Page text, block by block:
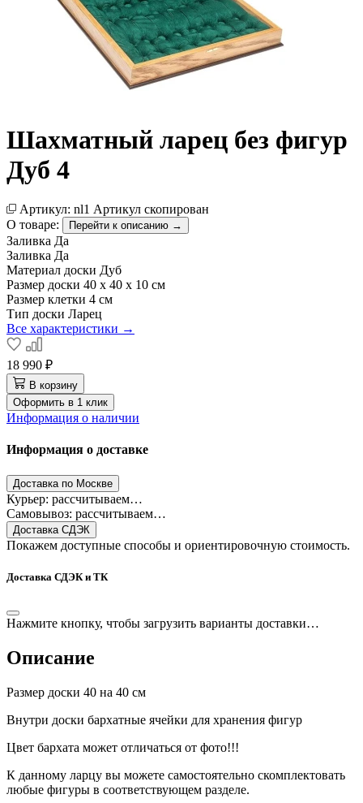
Шахматный ларец без фигур
Дуб 4
Артикул: nl1 Артикул скопирован
О товаре:
Перейти к описанию →
Заливка Да
Заливка Да
Материал доски Дуб
Размер доски 40 х 40 х 10 см
Размер клетки 4 см
Тип доски Ларец
Все характеристики →
18 990 ₽
В корзину
Оформить в 1 клик
Информация о наличии
Информация о доставке
Доставка по Москве
Курьер: рассчитываем…
Самовывоз: рассчитываем…
Доставка СДЭК
Покажем доступные способы и ориентировочную стоимость.
Доставка СДЭК и ТК
Нажмите кнопку, чтобы загрузить варианты доставки…
Описание
Размер доски 40 на 40 см
Внутри доски бархатные ячейки для хранения фигур
Цвет бархата может отличаться от фото!!!
К данному ларцу вы можете самостоятельно скомплектовать
любые фигуры в соответствующем разделе.